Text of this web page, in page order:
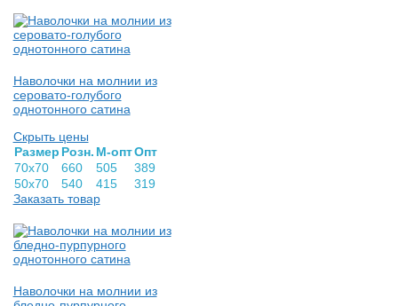
Наволочки на молнии из
серовато-голубого
однотонного сатина
Скрыть цены
Раз­мер Розн. М-оптОпт
70х70
660 505
389
50х70
540 415
319
Заказать товар
Наволочки на молнии из